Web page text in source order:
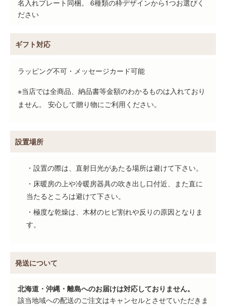
名入れプレート同梱。 6種類の枠デザインから1つお選びく
ださい
ギフト対応
ラッピング不可・メッセージカード可能
※当店では全商品、納品書等金額のわかるものは入れており
ません。 安心して贈り物にご利用ください。
設置場所
・設置の際は、直射日光があたる場所は避けて下さい。
・床暖房の上や冷暖房器具の吹き出し口付近、また直に
当たるところは避けて下さい。
・極度な乾燥は、木材のヒビ割れや反りの原因となりま
す。
発送について
北海道・沖縄・離島へのお届けは対応しておりません。
該当地域への配送のご注文はキャンセルとさせていただきま